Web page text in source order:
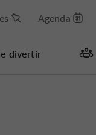
Agenda
divertir